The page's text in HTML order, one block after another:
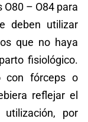
– O84 para
deben utilizar
que no haya
fisiológico.
con fórceps o
reflejar el
por